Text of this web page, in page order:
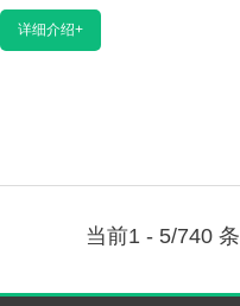
阅读：498
详细介绍+
当前1 - 5/740 条